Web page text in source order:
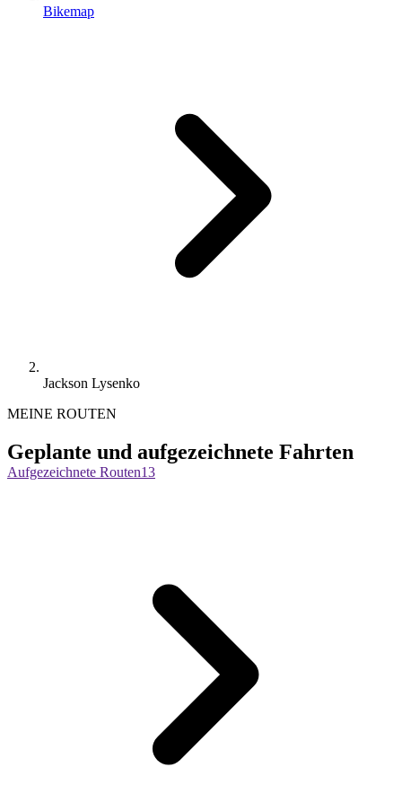
Bikemap
Jackson Lysenko
MEINE ROUTEN
Geplante und aufgezeichnete Fahrten
Aufgezeichnete Routen13